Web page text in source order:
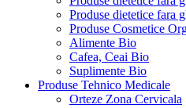
Produse dietetice fara
Produse Cosmetice
Alimente Bio
Cafea, Ceai Bio
Suplimente Bio
Produse Tehnico Medicale
Orteze Zona Cervicala